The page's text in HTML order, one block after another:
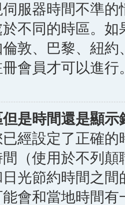
服器時間不準
不同的時區。
敦、巴黎、紐
會員才可以進
是時間還是顯示
經設定了正確
（使用於不列
光節約時間之
會和當地時間